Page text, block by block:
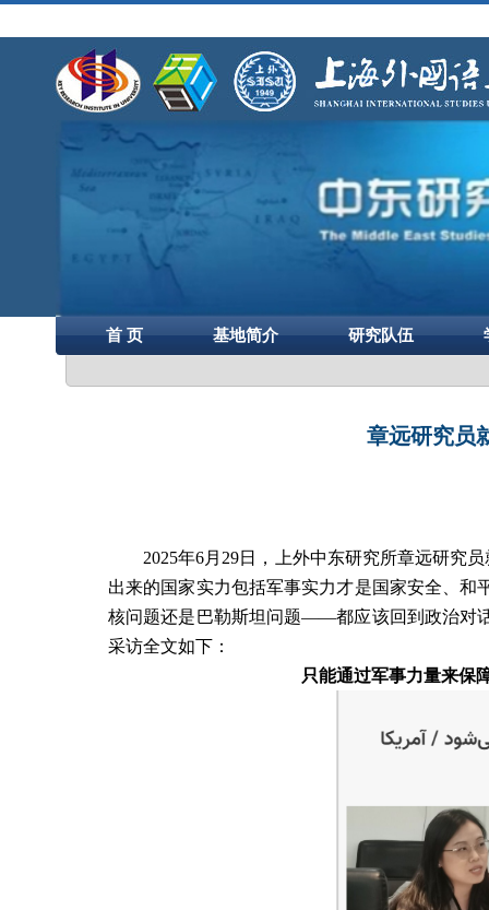
首 页 基地简介 研究队伍
章远研究员
2025年6月 29日，上外中东研究所章远研究
出来的国家实力包括军事实力才是国家安全、
核问题还是巴勒斯坦问题——都应该回到政治对
采访全文如下：
只能通过军事力量来保